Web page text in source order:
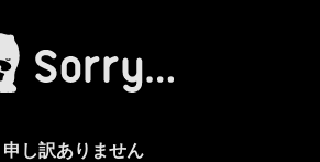
申し訳ありません